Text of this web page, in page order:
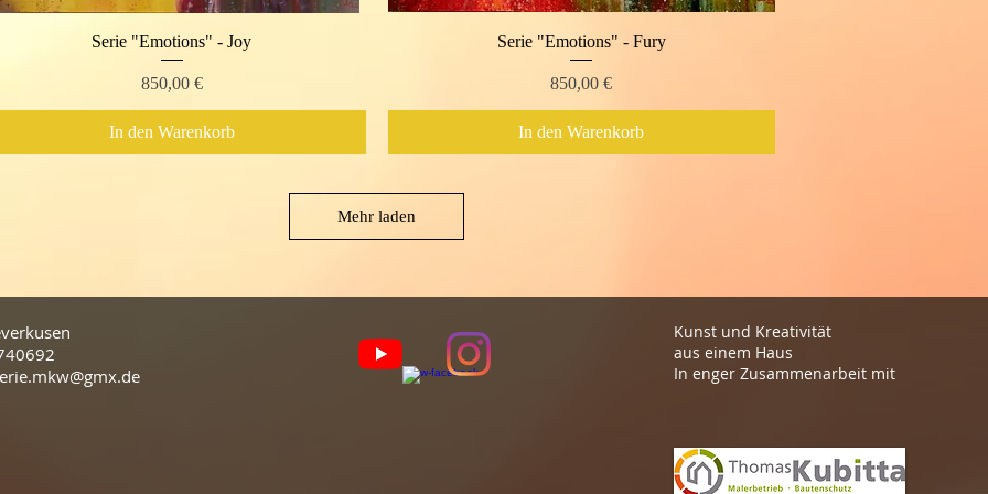
Schnellansicht
Serie "Emotions" - Joy
Preis
850,00 €
In den Warenkorb
Schnellansicht
Serie "Emotions" - Fury
Preis
850,00 €
In den Warenkorb
Mehr laden
Kunst und Kreativität
aus einem Haus
In enger Zusammenarbeit mit